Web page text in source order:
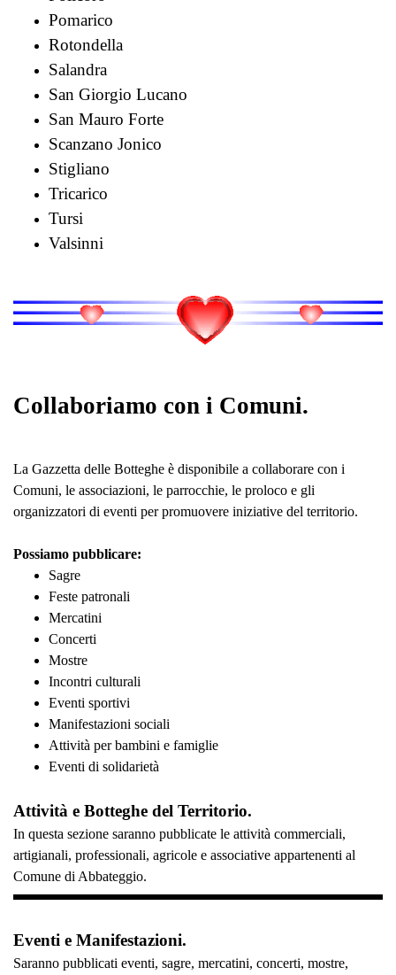
Pomarico
Rotondella
Salandra
San Giorgio Lucano
San Mauro Forte
Scanzano Jonico
Stigliano
Tricarico
Tursi
Valsinni
Collaboriamo con i Comuni.
La Gazzetta delle Botteghe è disponibile a collaborare con i
Comuni, le associazioni, le parrocchie, le proloco e gli
organizzatori di eventi per promuovere iniziative del territorio.
Possiamo pubblicare:
Sagre
Feste patronali
Mercatini
Concerti
Mostre
Incontri culturali
Eventi sportivi
Manifestazioni sociali
Attività per bambini e famiglie
Eventi di solidarietà
Attività e Botteghe del Territorio.
In questa sezione saranno pubblicate le attività commerciali,
artigianali, professionali, agricole e associative appartenenti al
Comune di Abbateggio.
Eventi e Manifestazioni.
Saranno pubblicati eventi, sagre, mercatini, concerti, mostre,